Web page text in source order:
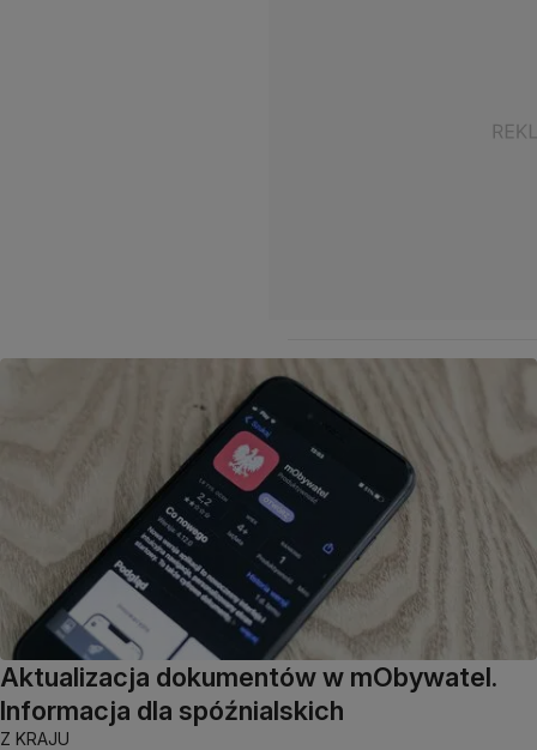
Aktualizacja dokumentów w mObywatel.
Informacja dla spóźnialskich
Z KRAJU